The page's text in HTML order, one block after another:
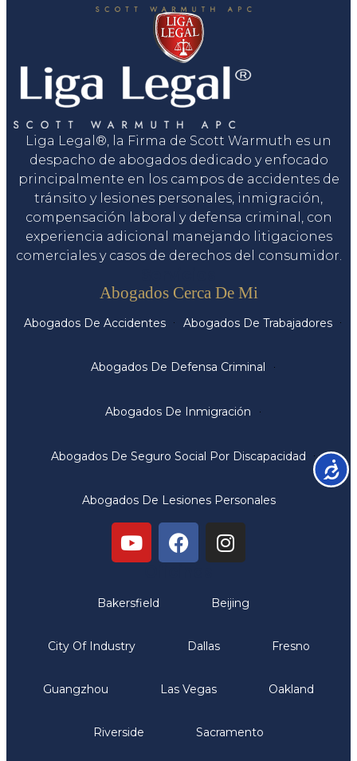
Liga Legal®, la Firma de Scott Warmuth es un
despacho de abogados dedicado y enfocado
principalmente en los campos de accidentes de
tránsito y lesiones personales, inmigración,
compensación laboral y defensa criminal, con
experiencia adicional manejando litigaciones
comerciales y casos de derechos del consumidor.
Abogados Cerca De Mi
Abogados De Accidentes Abogados De Trabajadores
Abogados De Defensa Criminal
Abogados De Inmigración
Abogados De Seguro Social Por Discapacidad
Abogados De Lesiones Personales
Bakersfield Beijing
City Of Industry Dallas Fresno
Guangzhou Las Vegas Oakland
Riverside Sacramento